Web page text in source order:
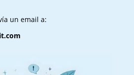
un email a: